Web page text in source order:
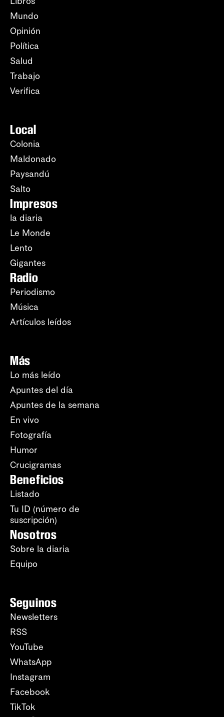
Mundo
Opinión
Política
Salud
Trabajo
Verifica
Local
Colonia
Maldonado
Paysandú
Salto
Impresos
la diaria
Le Monde
Lento
Gigantes
Radio
Periodismo
Música
Artículos leídos
Más
Lo más leído
Apuntes del día
Apuntes de la semana
En vivo
Fotografía
Humor
Crucigramas
Beneficios
Listado
Tu ID (número de
suscripción)
Nosotros
Sobre la diaria
Equipo
Seguinos
Newsletters
RSS
YouTube
WhatsApp
Instagram
Facebook
TikTok